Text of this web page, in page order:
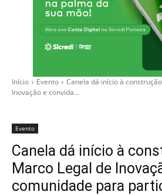
Início Evento
Canela dá início à
Inovação e convida...
Evento
Canela dá início à
Marco Legal de
comunidade para